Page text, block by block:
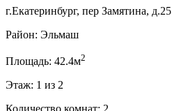
г.Екатеринбург, пер Замятина, д.25
Район: Эльмаш
Площадь: 42.4м2
Этаж: 1 из 2